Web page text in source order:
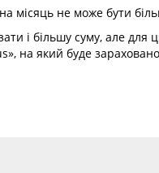
місяць не може бути
і більшу суму, але для
на який буде